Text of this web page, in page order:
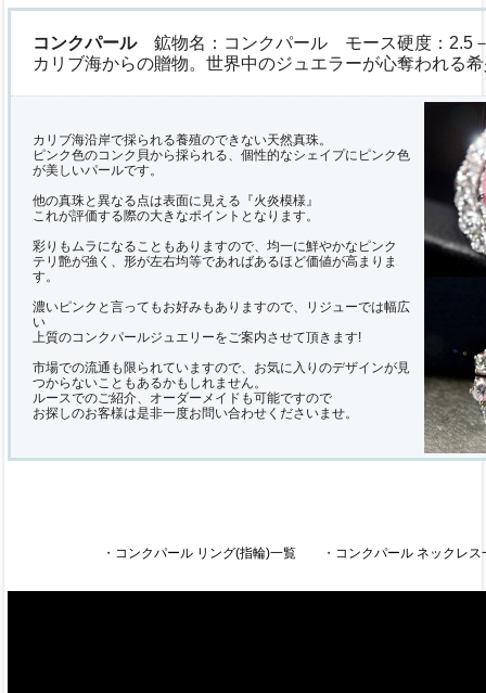
コンクパール鉱物名：コンクパール モース硬度：2.5
カリブ海からの贈物。世界中のジュエラーが心奪われる
カリブ海沿岸で採られる養殖のできない天然真珠。
ピンク色のコンク貝から採られる、個性的なシェイプにピンク色
が美しいパールです。
他の真珠と異なる点は表面に見える『火炎模様』
これが評価する際の大きなポイントとなります。
彩りもムラになることもありますので、均一に鮮やかなピンク
テリ艶が強く、形が左右均等であればあるほど価値が高まりま
す。
濃いピンクと言ってもお好みもありますので、リジューでは幅広
い
上質のコンクパールジュエリーをご案内させて頂きます!
市場での流通も限られていますので、お気に入りのデザインが見
つからないこともあるかもしれません。
ルースでのご紹介、オーダーメイドも可能ですので
お探しのお客様は是非一度お問い合わせくださいませ。
・ コンクパール リング(指輪)一覧 ・ コンクパール ネックレス